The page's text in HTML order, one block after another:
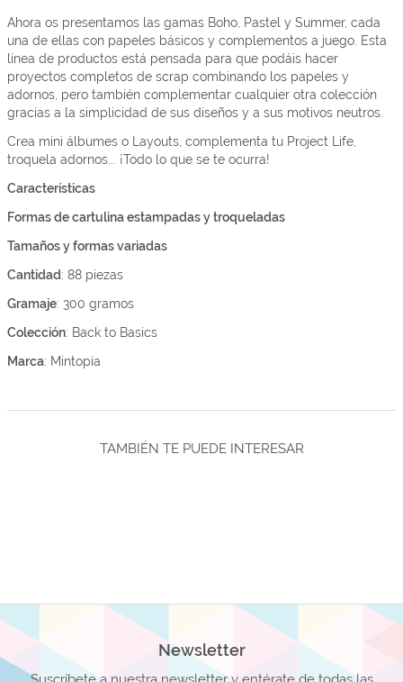
Ahora os presentamos las gamas Boho, Pastel y Summer, cada
una de ellas con papeles básicos y complementos a juego. Esta
línea de productos está pensada para que podáis hacer
proyectos completos de scrap combinando los papeles y
adornos, pero también complementar cualquier otra colección
gracias a la simplicidad de sus diseños y a sus motivos neutros.
Crea mini álbumes o Layouts, complementa tu Project Life,
troquela adornos... ¡Todo lo que se te ocurra!
Características
Formas de cartulina estampadas y troqueladas
Tamaños y formas variadas
Cantidad: 88 piezas
Gramaje: 300 gramos
Colección: Back to Basics
Marca: Mintopía
TAMBIÉN TE PUEDE INTERESAR
Newsletter